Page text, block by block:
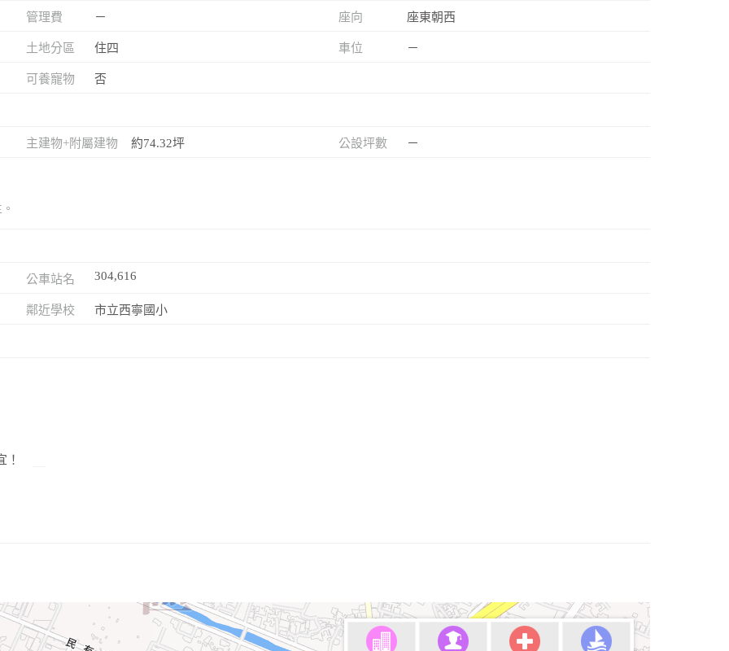
管理費 － 座向 座東朝西
土地分區 住四 車位 －
可養寵物 否
主建物+附屬建物 約74.32坪 公設坪數 －
公車站名 304,616
鄰近學校 市立西寧國小
！